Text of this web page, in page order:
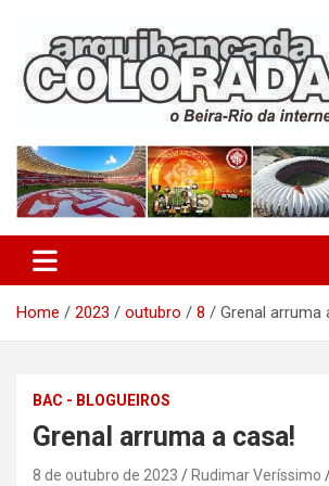
content
Arquibancada
Home 2023 outubro 8 Grenal arruma
BAC - BLOGUEIROS
Grenal arruma a casa!
8 de outubro de 2023 Rudimar Veríssimo